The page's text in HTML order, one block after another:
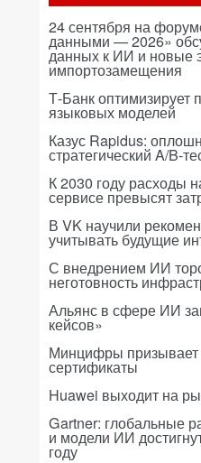
24 сентября на
данными — 2026»
данных к ИИ и новые
импортозамещения
Т-Банк оптимизирует
языковых моделей
Казус Rapidus:
стратегический A/B-
К 2030 году расходы
сервисе превысят
В VK научили
учитывать будущие
С внедрением ИИ
неготовность
Альянс в сфере ИИ
кейсов»
Минцифры призывает
сертификаты
Huawei выходит на
Gartner: глобальные
и модели ИИ
году